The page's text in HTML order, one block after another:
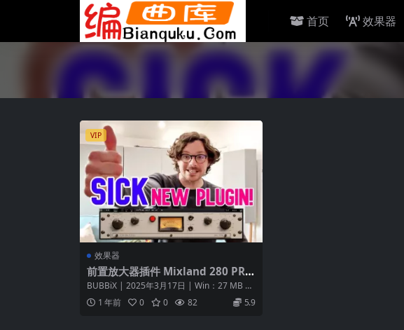
首页 效果器
VIP
效果器
前置放大器插件 Mixland 280 PRE
v1.0.0 Incl Keys WiN/MAC
BUBBiX | 2025年3月17日 | Win：27 MB |
MAC：70...
1 年前 0 0 82 5.9